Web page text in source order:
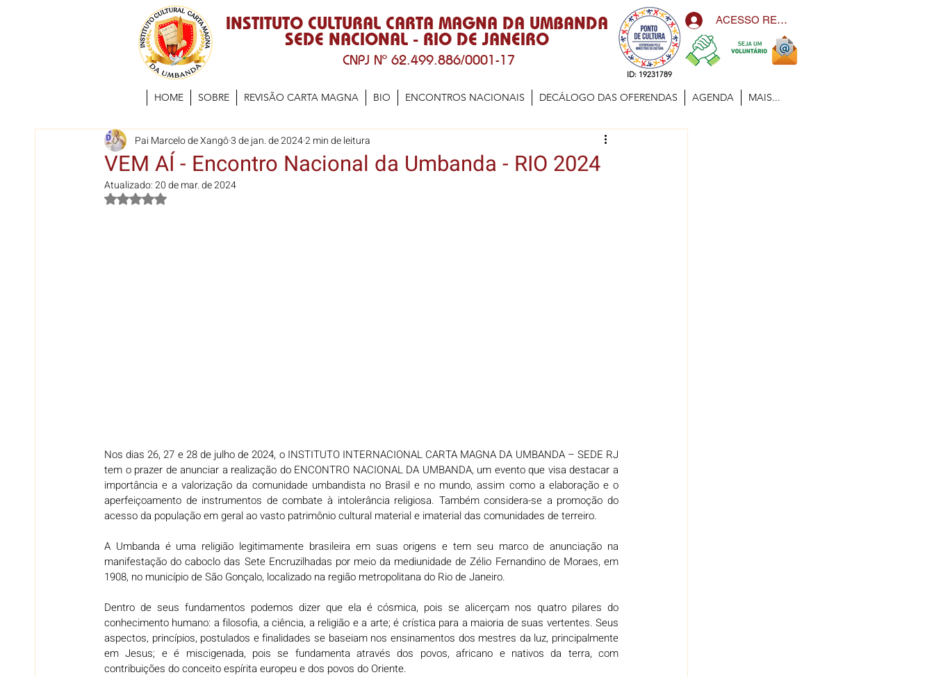
ACESSO RESTRITO
INSTITUTO CULTURAL CARTA MAGNA DA UMBANDA
SEDE NACIONAL - RIO DE JANEIRO
CNPJ Nº 62.499.886/0001-17
ID: 19231789
HOME SOBRE REVISÃO CARTA MAGNA BIO ENCONTROS NACIONAIS DECÁLOGO DAS OFERENDAS AGENDA MAIS...
VEM AÍ - Encontro Nacional da Umbanda - RIO 2024
Pai Marcelo de Xangô3 de jan. de 20242 min de leitura
Atualizado:20 de mar. de 2024
Avaliado com NaN de 5 estrelas.
Nos dias 26, 27 e 28 de julho de 2024, o INSTITUTO INTERNACIONAL CARTA MAGNA DA UMBANDA – SEDE RJ
tem o prazer de anunciar a realização do ENCONTRO NACIONAL DA UMBANDA, um evento que visa destacar a
importância e a valorização da comunidade umbandista no Brasil e no mundo, assim como a elaboração e o
aperfeiçoamento de instrumentos de combate à intolerância religiosa. Também considera-se a promoção do
acesso da população em geral ao vasto patrimônio cultural material e imaterial das comunidades de terreiro.
A Umbanda é uma religião legitimamente brasileira em suas origens e tem seu marco de anunciação na
manifestação do caboclo das Sete Encruzilhadas por meio da mediunidade de Zélio Fernandino de Moraes, em
1908, no município de São Gonçalo, localizado na região metropolitana do Rio de Janeiro.
Dentro de seus fundamentos podemos dizer que ela é cósmica, pois se alicerçam nos quatro pilares do
conhecimento humano: a filosofia, a ciência, a religião e a arte; é crística para a maioria de suas vertentes. Seus
aspectos, princípios, postulados e finalidades se baseiam nos ensinamentos dos mestres da luz, principalmente
em Jesus; e é miscigenada, pois se fundamenta através dos povos, africano e nativos da terra, com
contribuições do conceito espírita europeu e dos povos do Oriente.